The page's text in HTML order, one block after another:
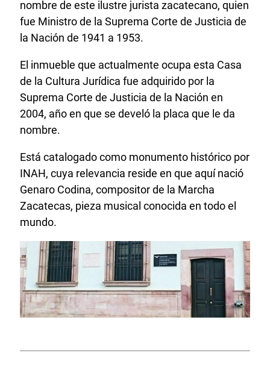
nombre de este ilustre jurista zacatecano, quien
fue Ministro de la Suprema Corte de Justicia de
la Nación de 1941 a 1953.
El inmueble que actualmente ocupa esta Casa
de la Cultura Jurídica fue adquirido por la
Suprema Corte de Justicia de la Nación en
2004, año en que se develó la placa que le da
nombre.
Está catalogado como monumento histórico por
INAH, cuya relevancia reside en que aquí nació
Genaro Codina, compositor de la Marcha
Zacatecas, pieza musical conocida en todo el
mundo.